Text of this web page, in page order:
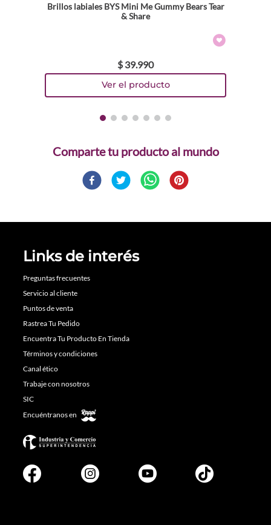
Brillos labiales BYS Mini Me Gummy Bears Tear
& Share
$ 39.990
Comparte
Links de interés
Preguntas frecuentes
Servicio al cliente
Puntos de venta
Rastrea Tu Pedido
Encuentra Tu Producto En Tienda
Términos y condiciones
Canal ético
Trabaje con nosotros
SIC
Encuéntranos en